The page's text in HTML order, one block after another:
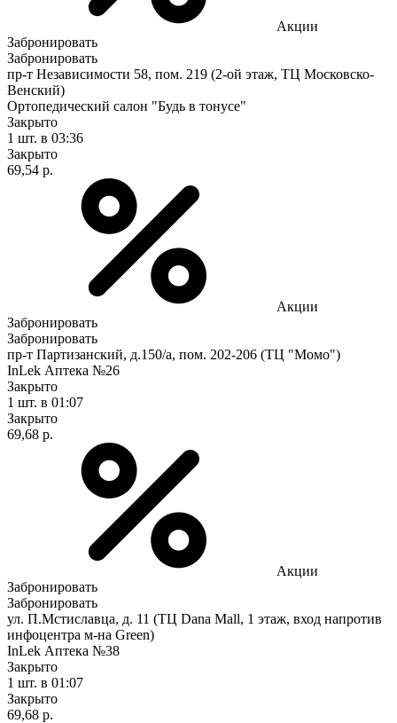
Акции
Забронировать
Забронировать
пр-т Независимости 58, пом. 219 (2-ой этаж, ТЦ Московско-
Венский)
Ортопедический салон "Будь в тонусе"
Закрыто
1 шт. в 03:36
Закрыто
69,54 р.
Акции
Забронировать
Забронировать
пр-т Партизанский, д.150/а, пом. 202-206 (ТЦ "Момо")
InLek Аптека №26
Закрыто
1 шт. в 01:07
Закрыто
69,68 р.
Акции
Забронировать
Забронировать
ул. П.Мстиславца, д. 11 (ТЦ Dana Mall, 1 этаж, вход напротив
инфоцентра м-на Green)
InLek Аптека №38
Закрыто
1 шт. в 01:07
Закрыто
69,68 р.